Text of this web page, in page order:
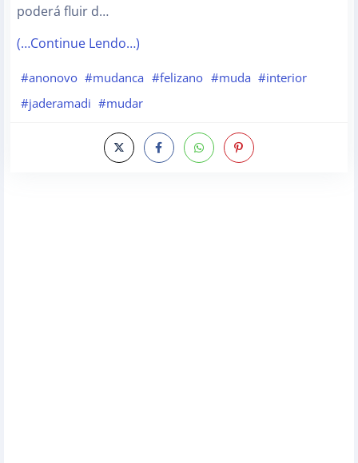
poderá fluir d…
(…Continue Lendo…)
#anonovo #mudanca #felizano #muda #interior
#jaderamadi #mudar